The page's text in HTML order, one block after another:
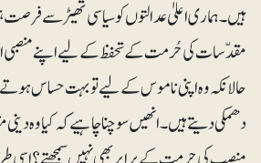
ہیں۔ہماری اعلیٰ عدالتوں کو سیاسی تھیٹر سے فرصت
مقدّسات کی حُرمت کے تحفظ کے لیے اپنے منصبی
حالانکہ وہ اپنی ناموس کے لیے تو بہت حساس
دھمکی دیتے ہیں۔ انھیں سوچنا چاہیے کہ کیا وہ